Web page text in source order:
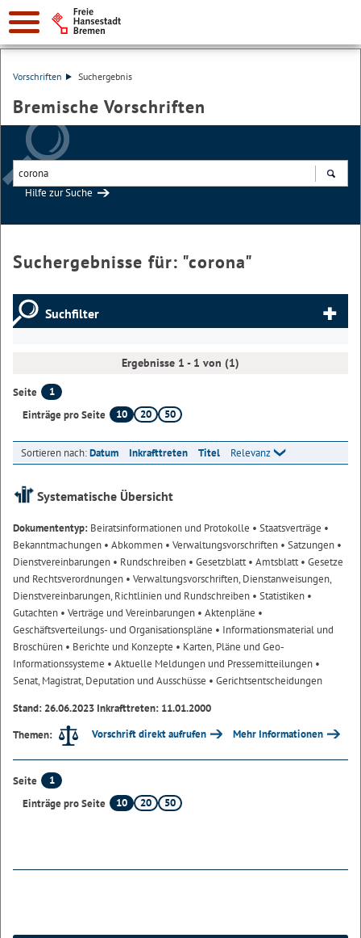
Vorschriften Suchergebnis
Bremische Vorschriften
Hilfe zur Suche
Suchergebnisse für: "corona"
Suchfilter
Ergebnisse 1 - 1 von (1)
Seite
1
Einträge pro Seite
10 20 50
Sortieren nach:Datum Inkrafttreten Titel Relevanz
Systematische Übersicht
Dokumententyp: Beiratsinformationen und Protokolle • Staatsverträge •
Bekanntmachungen • Abkommen • Verwaltungsvorschriften • Satzungen •
Dienstvereinbarungen • Rundschreiben • Gesetzblatt• Amtsblatt• Gesetze
und Rechtsverordnungen • Verwaltungsvorschriften, Dienstanweisungen,
Dienstvereinbarungen, Richtlinien und Rundschreiben • Statistiken •
Gutachten • Verträge und Vereinbarungen • Aktenpläne •
Geschäftsverteilungs- und Organisationspläne • Informationsmaterial und
Broschüren • Berichte und Konzepte • Karten, Pläne und Geo-
Informationssysteme • Aktuelle Meldungen und Pressemitteilungen •
Senat, Magistrat, Deputation und Ausschüsse • Gerichtsentscheidungen
Stand: 26.06.2023 Inkrafttreten: 11.01.2000
Themen:
Vorschrift direkt aufrufen Mehr Informationen
Seite
1
Einträge pro Seite
10 20 50